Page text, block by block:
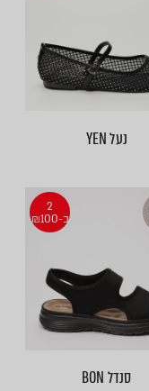
נעל YEN
2
ב-₪100
סנדל BON